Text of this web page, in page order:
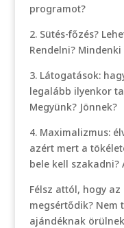
programot?
2. Sütés-főzés?
Rendelni?
3. Látogatások:
legalább ilyenkor
Megyünk? Jönnek?
4. Maximalizmus:
azért mert a
bele kell szakadni?
Félsz attól, hogy
megsértődik? Nem
ajándéknak